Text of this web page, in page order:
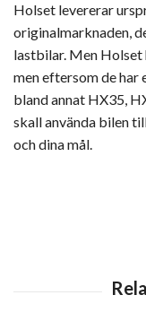
Holset levererar
originalmarknaden,
lastbilar. Men Holset
men eftersom de har
bland annat HX35,
skall använda bilen
och dina mål.